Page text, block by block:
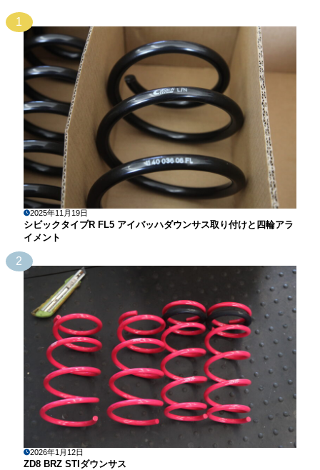
1
2025年11月19日
シビックタイプR FL5 アイバッハダウンサス取り付けと四輪アラ
イメント
2
2026年1月12日
ZD8 BRZ STIダウンサス